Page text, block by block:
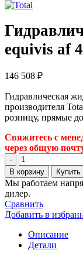
equivis af
146 508 ₽
Гидравлическая
производителя
розницу, прямые
Свяжитесь с
через общую
Количество
товара
Гидравлическая
жидкость
Total
equivis
af
46
208
В корзину Купить
Мы работаем
дилер.
Сравнить
Добавить в
Описание
Детали